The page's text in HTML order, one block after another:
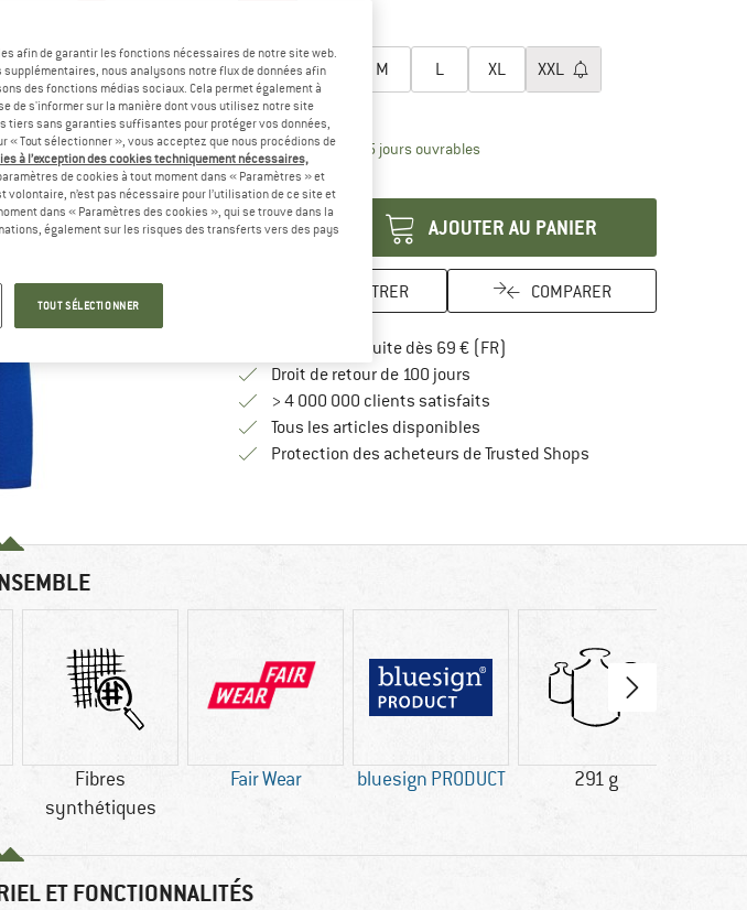
XS S M L XL XXL
Guide des tailles
Délai de livraison: 3-5 jours ouvrablesLe lien s'ouvre dans une boîte
Quantité:
AJOUTER AU PANIER
ENREGISTRER COMPARER
Livraison gratuite dès 69 € (FR)
Droit de retour de 100 joursTrouve les informations de
> 4 000 000 clients satisfaits
Tous les articles disponibles
Protection des acheteurs de Trusted ShopsTrouve toutes les
Fibres
synthétiques
Fair Wear bluesign PRODUCT 291 g
ET FONCTIONNALITÉS
afin de garantir les fonctions nécessaires de notre site web.
nous analysons notre flux de données afin
des fonctions médias sociaux. Cela permet également à
de s'informer sur la manière dont vous utilisez notre site
tiers sans garanties suffisantes pour protéger vos données,
« Tout sélectionner », vous acceptez que nous procédions de
à l’exception des cookies techniquement nécessaires,
de cookies à tout moment dans « Paramètres » et
n’est pas nécessaire pour l’utilisation de ce site et
dans « Paramètres des cookies », qui se trouve dans la
également sur les risques des transferts vers des pays
TOUT SÉLECTIONNER